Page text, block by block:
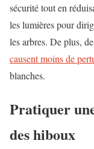
sécurité tout en
les lumières pour
les arbres. De plus,
causent moins de
blanches.
Pratiquer
des hiboux